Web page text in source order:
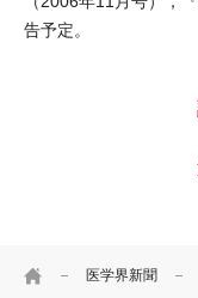
HOME 医学界新聞
告予定。